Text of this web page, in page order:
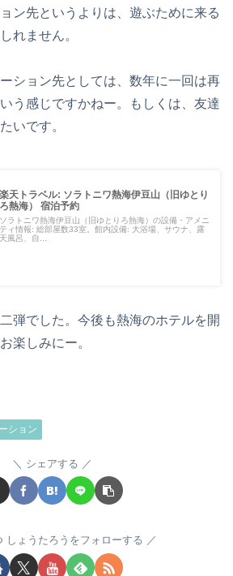
ン先というよりは、遊ぶために来る
れません。
ション先としては、数年に一回は再
う感じですかねー。もしくは、友達
いです。
楽天トラベル: ソラトニワ熱海伊豆山（旧ゆとり
ろ熱海） 宿泊予約
ソラトニワ熱海伊豆山（旧ゆとりろ熱海）の設備・アメニ
ティ情報: 総部屋数33室。館内設備: 大浴場、サウナ、露
天風呂、自...
弾でした。今後も熱海のホテルを開
楽しみにー。
ション
シェアする
しょうたろうをフォローする